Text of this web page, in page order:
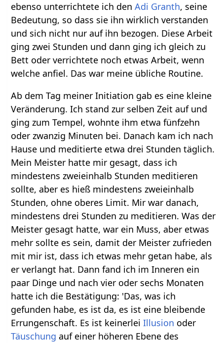
ebenso unterrichtete ich denAdi Granth, seine
Bedeutung, so dass sie ihn wirklich verstanden
und sich nicht nur auf ihn bezogen. Diese Arbeit
ging zwei Stunden und dann ging ich gleich zu
Bett oder verrichtete noch etwas Arbeit, wenn
welche anfiel. Das war meine übliche Routine.
Ab dem Tag meiner Initiation gab es eine kleine
Veränderung. Ich stand zur selben Zeit auf und
ging zum Tempel, wohnte ihm etwa fünfzehn
oder zwanzig Minuten bei. Danach kam ich nach
Hause und meditierte etwa drei Stunden täglich.
Mein Meister hatte mir gesagt, dass ich
mindestens zweieinhalb Stunden meditieren
sollte, aber es hieß mindestens zweieinhalb
Stunden, ohne oberes Limit. Mir war danach,
mindestens drei Stunden zu meditieren. Was der
Meister gesagt hatte, war ein Muss, aber etwas
mehr sollte es sein, damit der Meister zufrieden
mit mir ist, dass ich etwas mehr getan habe, als
er verlangt hat. Dann fand ich im Inneren ein
paar Dinge und nach vier oder sechs Monaten
hatte ich die Bestätigung: 'Das, was ich
gefunden habe, es ist da, es ist eine bleibende
Errungenschaft. Es ist keinerleiIllusion oder
Täuschung auf einer höheren Ebene des